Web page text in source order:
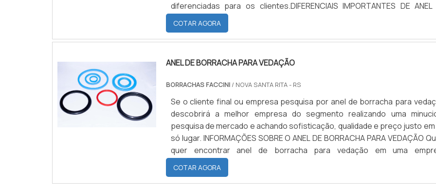
diferenciadas para os clientes.DIFERENCIAIS IMPORTANTES DE ANEL
BORRACHA O RINGHá muitas maneiras eficientes de
competência e excelência em sua área...
COTAR AGORA
ANEL DE BORRACHA PARA VEDAÇÃO
BORRACHAS FACCINI / NOVA SANTA RITA - RS
Se o cliente final ou empresa pesquisa por anel de borracha para
descobrirá a melhor empresa do segmento realizando uma
pesquisa de mercado e achando sofisticação, qualidade e preço justo em
só lugar. INFORMAÇÕES SOBRE O ANEL DE BORRACHA PARA VEDAÇÃO
quer encontrar anel de borracha para vedação em uma
comprometida com os serviços, descobre a Borrachas Faccini. A
trabalha com canaletas revestida...
COTAR AGORA